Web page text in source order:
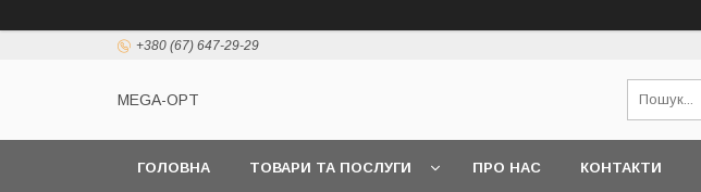
+380 (67) 647-29-29
MEGA-OPT
ГОЛОВНА ТОВАРИ ТА ПОСЛУГИ ПРО НАС КОНТАКТИ